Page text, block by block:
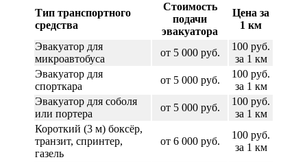
Тип транспортного
средства
Стоимость
подачи
эвакуатора
Цена за
1 км
Эвакуатор для
микроавтобуса
от 5 000 руб.
100 руб.
за 1 км
Эвакуатор для
спорткара
от 5 000 руб.
100 руб.
за 1 км
Эвакуатор для соболя
или портера
от 5 000 руб.
100 руб.
за 1 км
Короткий (3 м) боксёр,
транзит, спринтер,
газель
от 6 000 руб.
100 руб.
за 1 км